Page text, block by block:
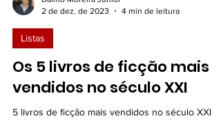
2 de dez. de 2023
Os 5 livros de ficção mais
vendidos no século XXI